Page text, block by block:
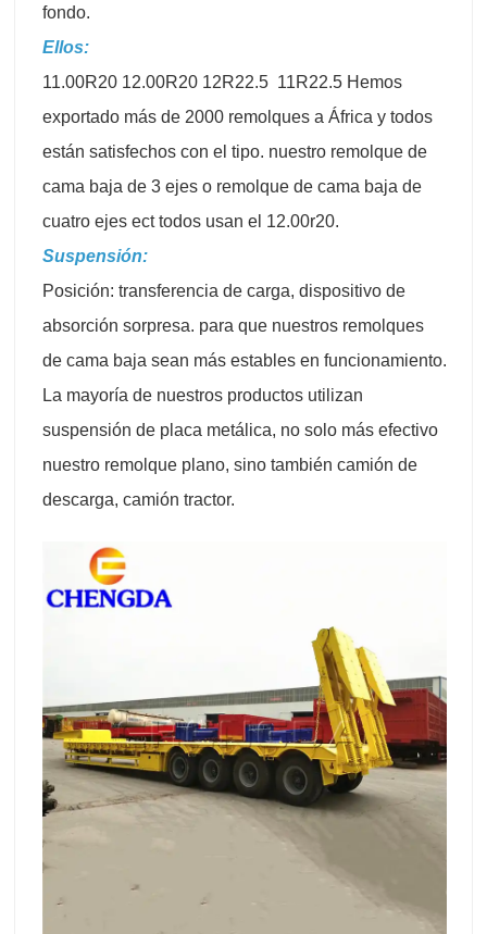
fondo.
Ellos:
11.00R20 12.00R20 12R22.5 11R22.5 Hemos
exportado más de 2000 remolques a África y todos
están satisfechos con el tipo. nuestro remolque de
cama baja de 3 ejes o remolque de cama baja de
cuatro ejes ect todos usan el 12.00r20.
Suspensión:
Posición: transferencia de carga, dispositivo de
absorción sorpresa. para que nuestros remolques
de cama baja sean más estables en funcionamiento.
La mayoría de nuestros productos utilizan
suspensión de placa metálica, no solo más efectivo
nuestro remolque plano, sino también camión de
descarga, camión tractor.